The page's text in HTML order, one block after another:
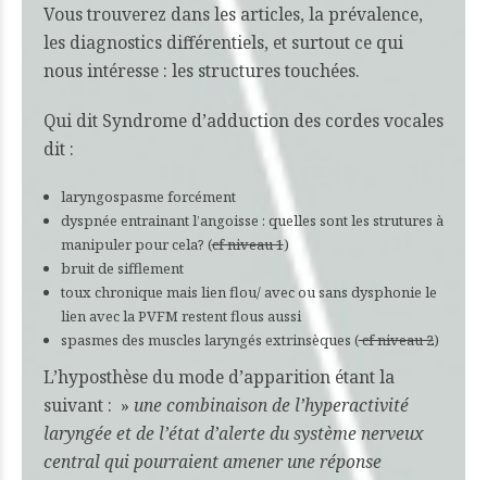
Vous trouverez dans les articles, la prévalence,
les diagnostics différentiels, et surtout ce qui
nous intéresse : les structures touchées.
Qui dit Syndrome d’adduction des cordes vocales
dit :
laryngospasme forcément
dyspnée entrainant l’angoisse : quelles sont les strutures à
manipuler pour cela? (cf niveau 1)
bruit de sifflement
toux chronique mais lien flou/ avec ou sans dysphonie le
lien avec la PVFM restent flous aussi
spasmes des muscles laryngés extrinsèques (cf niveau 2)
L’hyposthèse du mode d’apparition étant la
suivant : » une combinaison de l’hyperactivité
laryngée et de l’état d’alerte du système nerveux
central qui pourraient amener une réponse